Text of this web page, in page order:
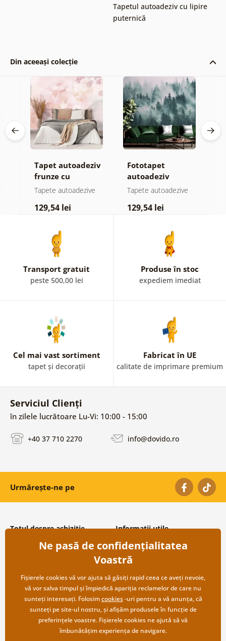
Tapetul autoadeziv cu lipire
puternică
Din aceeași colecție
Tapet autoadeziv
frunze cu
atingere
Tapete autoadezive
129,54 lei
Fototapet
autoadeziv
pădure în ceață
Tapete autoadezive
129,54 lei
Transport gratuit
peste 500,00 lei
Produse în stoc
expediem imediat
Cel mai vast sortiment
tapet și decorații
Fabricat în UE
calitate de imprimare premium
Serviciul Clienți
în zilele lucrătoare Lu-Vi: 10:00 - 15:00
+40 37 710 2270 info@dovido.ro
Urmărește-ne pe
Totul despre achiziție
Condiții și termeni generali
Protecția datelor personale
Transport și modalități de plată
Returnare
Informații utile
Despre noi
Întrebări frecvente
Contacte
Cooperare angro
Ne pasă de confidențialitatea
Voastră
Fișierele cookies vă vor ajuta să găsiți rapid ceea ce aveți nevoie,
vă vor salva timpul și împiedică apariția reclamelor de care nu
sunteți interesați. Folosimcookies-uri pentru a vă anunța, că
sunteți pe site-ul nostru, și afișăm produsele în funcție de
preferințele voastre. Fișierele cookies ne ajută să vă
îmbunătățim experiența de navigare.